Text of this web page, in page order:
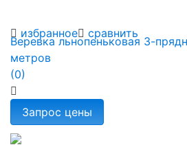
избранное сравнить
Веревка льнопеньковая 3-
метров
(0)